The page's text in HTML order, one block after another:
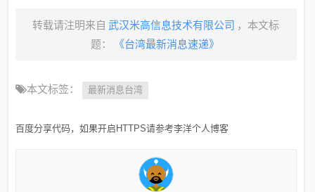
转载请注明来自 武汉米高信息技术有限公司 ，本文标
题：
《台湾最新消息速递》
本文标签： 最新消息台湾
百度分享代码，如果开启HTTPS请参考李洋个人博客